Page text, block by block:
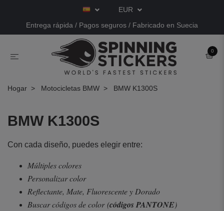
EUR
Entrega rápida / Pagos seguros / Fabricado en Suecia
0
Hogar Motocicletas BMW BMW K1300S
BMW K1300S
Con cada diseño, puedes elegir entre:
Múltiples colores
Personalizar color
Reflectante, Mate, Fluorescente y Dorado
Buscar códigos de color(códigos PANTONE)